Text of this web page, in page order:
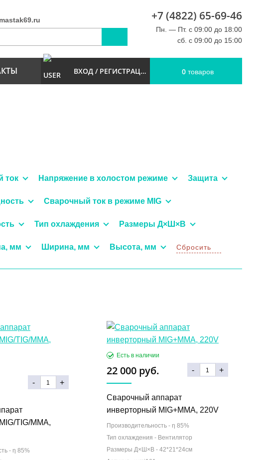
+7 (4822) 65-69-46
Пн. — Пт. с 09:00 до 18:00
сб. с 09:00 до 15:00
ВХОД / РЕГИСТРАЦИЯ 0 товаров
ток Напряжение в холостом режиме Защита
Сварочный ток в режиме MIG
Тип охлаждения Размеры Д×Ш×В
мм Ширина, мм Высота, мм Сбросить
- +
TIG/MMA,
- η 85%
22 000 руб. - +
Сварочный аппарат
инверторный MIG+MMA, 220V
Производительность - η 85%
Тип охлаждения - Вентилятор
Размеры Д×Ш×В - 42*21*24см